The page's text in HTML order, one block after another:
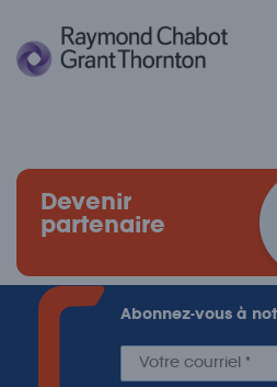
Devenir
partenaire
Abonnez-vous à